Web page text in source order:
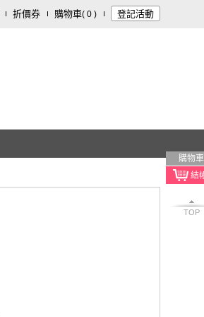
折價券 購物車( 0 ) 登記活動
購物車
TOP